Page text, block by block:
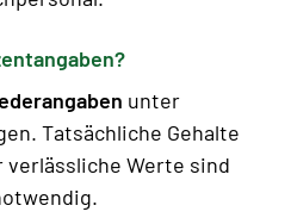
unter
Tatsächliche Gehalte
verlässliche Werte sind